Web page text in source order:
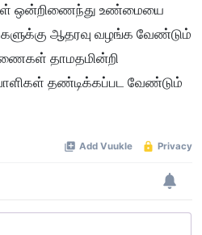
ஒன்றிணைந்து உண்மையை
ஆதரவு வழங்க வேண்டும்
தாமதமின்றி
தண்டிக்கப்பட வேண்டும்